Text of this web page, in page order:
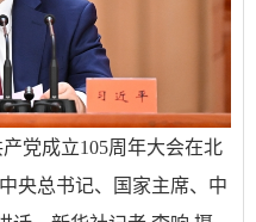
党成立105周年大会在北
央总书记、国家主席、中